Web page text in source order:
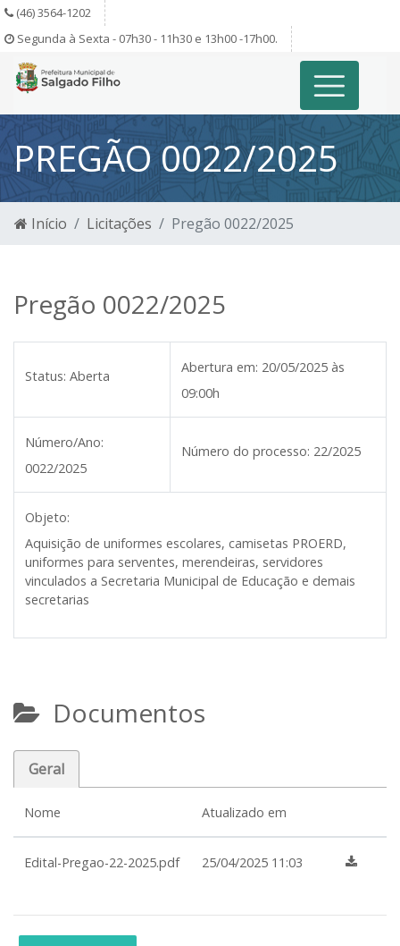
(46) 3564-1202
Segunda à Sexta - 07h30 - 11h30 e 13h00 -17h00.
PREGÃO 0022/2025
Início Licitações Pregão 0022/2025
Pregão 0022/2025
Status: Aberta
Abertura em: 20/05/2025 às
09:00h
Número/Ano:
0022/2025
Número do processo: 22/2025
Objeto:
Aquisição de uniformes escolares, camisetas PROERD,
uniformes para serventes, merendeiras, servidores
vinculados a Secretaria Municipal de Educação e demais
secretarias
Documentos
Geral
Nome Atualizado em
Edital-Pregao-22-2025.pdf 25/04/2025 11:03